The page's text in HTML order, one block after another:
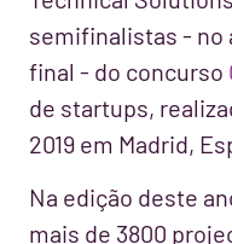
semifinalistas - no
final - do concurso
de startups,
2019 em Madrid,
Na edição deste
mais de 3800